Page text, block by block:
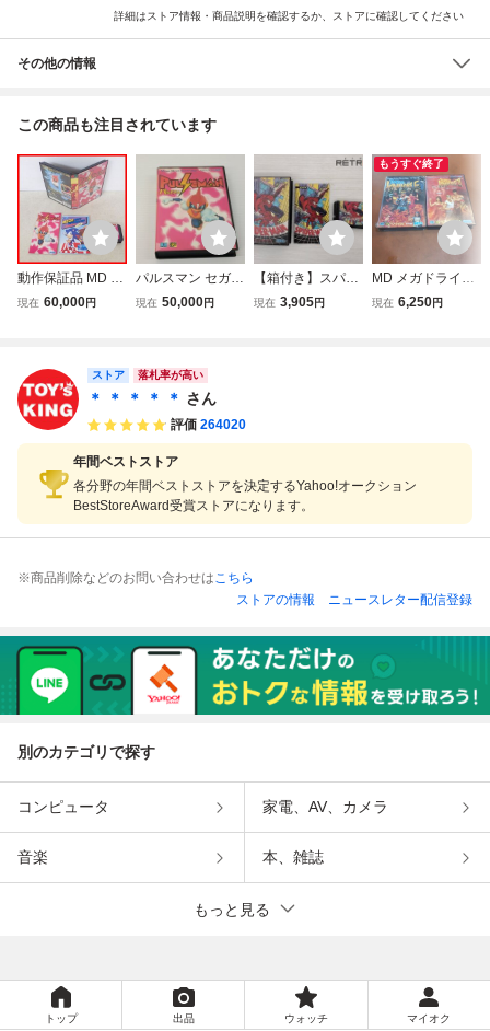
詳細はストア情報・商品説明を確認するか、ストアに確認してください
その他の情報
この商品も注目されています
動作保証品 MD メ
ガドライブ PULS
説付【10
現在 60,000円
パルスマン セガ
メガドライブ ゲー
現在 50,000円
【箱付き】スパイ
ダーマン メガドラ
現在 3,905円
もうすぐ終了
MD メガドライブ
ベアナックル 怒り
現在 6,250円
ストア 落札率が高い
＊ ＊ ＊ ＊ ＊ さん
評価 264020
年間ベストストア
各分野の年間ベストストアを決定するYahoo!オークション
BestStoreAward受賞ストアになります。
※商品削除などのお問い合わせはこちら
ストアの情報
ニュースレター配信登録
別のカテゴリで探す
コンピュータ 家電、AV、カメラ
音楽 本、雑誌
もっと見る
トップ 出品 ウォッチ マイオク